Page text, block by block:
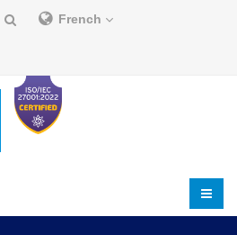
French